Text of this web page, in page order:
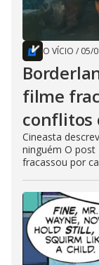
O VÍCIO / 05/
filme
conflitos
Cineasta
ninguém O post
fracassou por